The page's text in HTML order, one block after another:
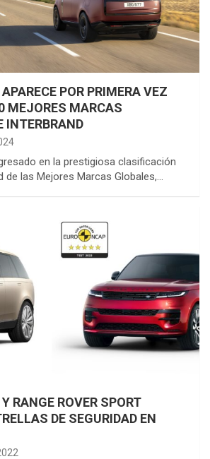
POR PRIMERA VEZ
MEJORES MARCAS
INTERBRAND
en la prestigiosa clasificación
de las Mejores Marcas Globales,…
RANGE ROVER SPORT
DE SEGURIDAD EN